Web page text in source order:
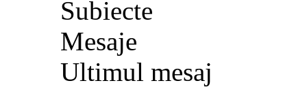
Subiecte
Mesaje
Ultimul mesaj